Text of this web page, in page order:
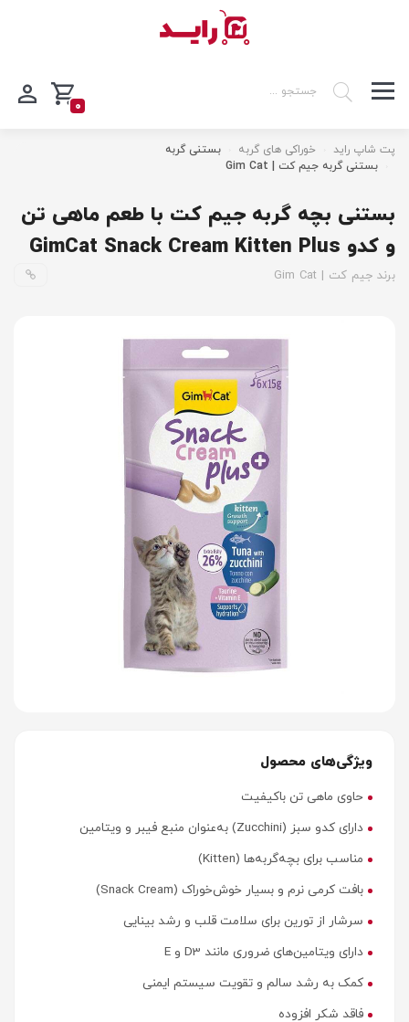
0
پت شاپ راید خوراکی های گربه
بستنی گربه
بستنی گربه جیم کت | Gim Cat
بستنی بچه گربه جیم کت با طعم ماهی تن
و کدو GimCat Snack Cream Kitten Plus
برند جیم کت | Gim Cat
ویژگی‌های محصول
حاوی ماهی تن باکیفیت
دارای کدو سبز (Zucchini) به‌عنوان منبع فیبر و ویتامین
مناسب برای بچه‌گربه‌ها (Kitten)
بافت کرمی نرم و بسیار خوش‌خوراک (Snack Cream)
سرشار از تورین برای سلامت قلب و رشد بینایی
دارای ویتامین‌های ضروری مانند D3 و E
کمک به رشد سالم و تقویت سیستم ایمنی
فاقد شکر افزوده